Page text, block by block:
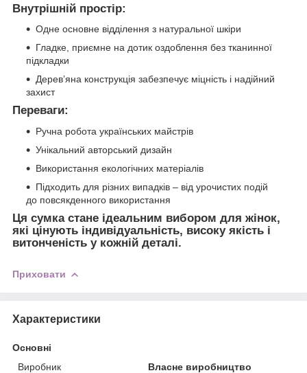
Внутрішній простір:
Одне основне відділення з натуральної шкіри
Гладке, приємне на дотик оздоблення без тканинної
підкладки
Дерев’яна конструкція забезпечує міцність і надійний
захист
Переваги:
Ручна робота українських майстрів
Унікальний авторський дизайн
Використання екологічних матеріалів
Підходить для різних випадків – від урочистих подій
до повсякденного використання
Ця сумка стане ідеальним вибором для жінок,
які цінують індивідуальність, високу якість і
витонченість у кожній деталі.
Приховати
Характеристики
Основні
Виробник
Власне виробництво